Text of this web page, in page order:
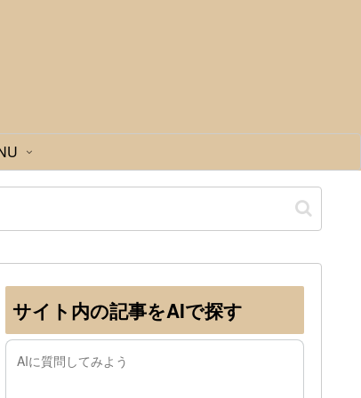
サイト内の記事をAIで探す